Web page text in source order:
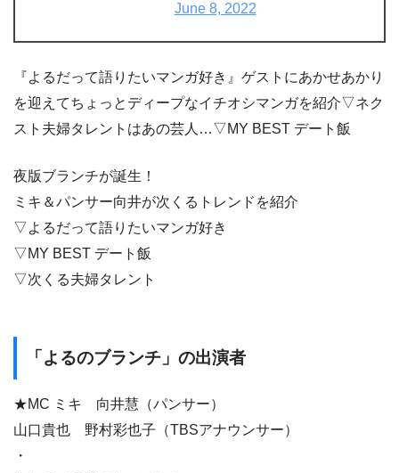
June 8, 2022
『よるだって語りたいマンガ好き』ゲストにあかせあかり
を迎えてちょっとディープなイチオシマンガを紹介▽ネク
スト夫婦タレントはあの芸人…▽MY BEST デート飯
夜版ブランチが誕生！
ミキ＆パンサー向井が次くるトレンドを紹介
▽よるだって語りたいマンガ好き
▽MY BEST デート飯
▽次くる夫婦タレント
「よるのブランチ」の出演者
★MC ミキ 向井慧（パンサー）
山口貴也 野村彩也子（TBSアナウンサー）
・